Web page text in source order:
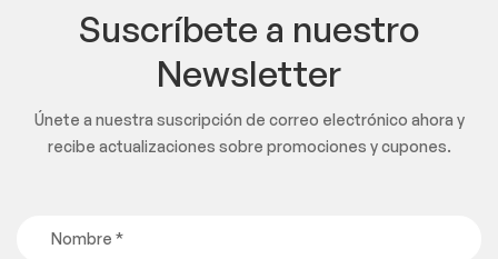
Suscríbete a nuestro
Newsletter
Únete a nuestra suscripción de correo electrónico ahora y
recibe actualizaciones sobre promociones y cupones.